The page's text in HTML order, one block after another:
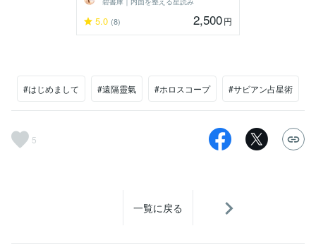
5.0 (8) 2,500円
#はじめまして #遠隔靈氣 #ホロスコープ #サビアン占星術
5
一覧に戻る